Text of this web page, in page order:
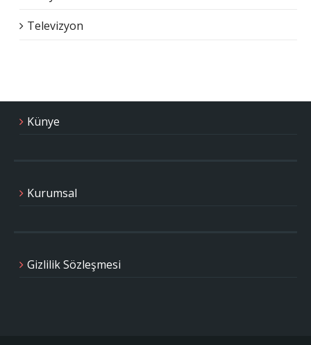
Televizyon
Künye
Kurumsal
Gizlilik Sözleşmesi